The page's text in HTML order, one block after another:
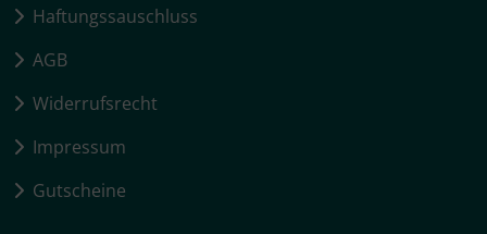
Haftungssauschluss
AGB
Widerrufsrecht
Impressum
Gutscheine